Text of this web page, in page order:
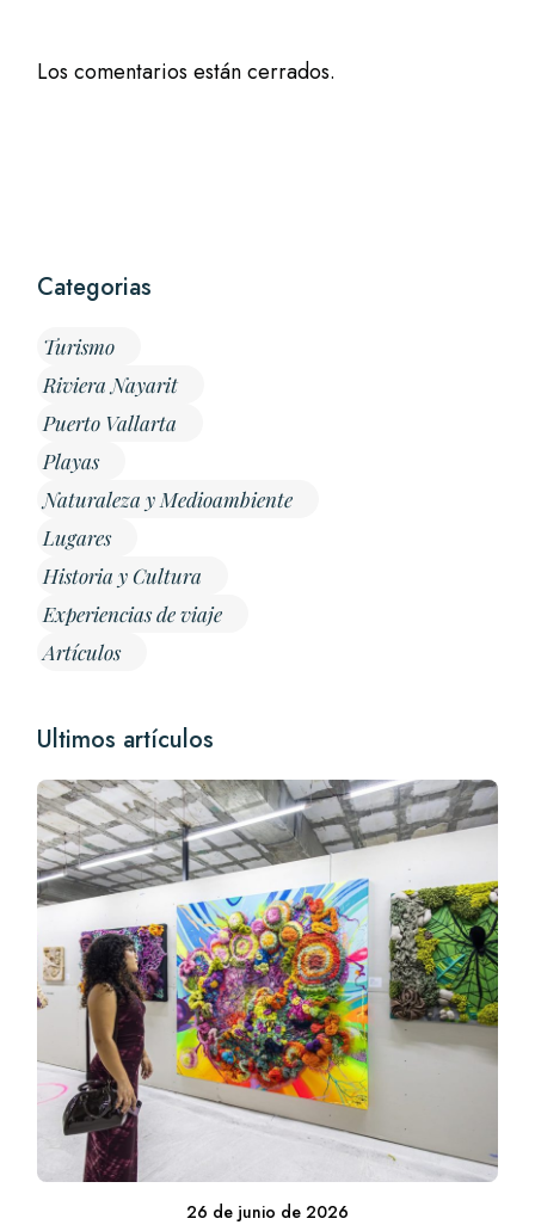
Los comentarios están cerrados.
Categorias
Turismo
Riviera Nayarit
Puerto Vallarta
Playas
Naturaleza y Medioambiente
Lugares
Historia y Cultura
Experiencias de viaje
Artículos
Ultimos artículos
26 de junio de 2026